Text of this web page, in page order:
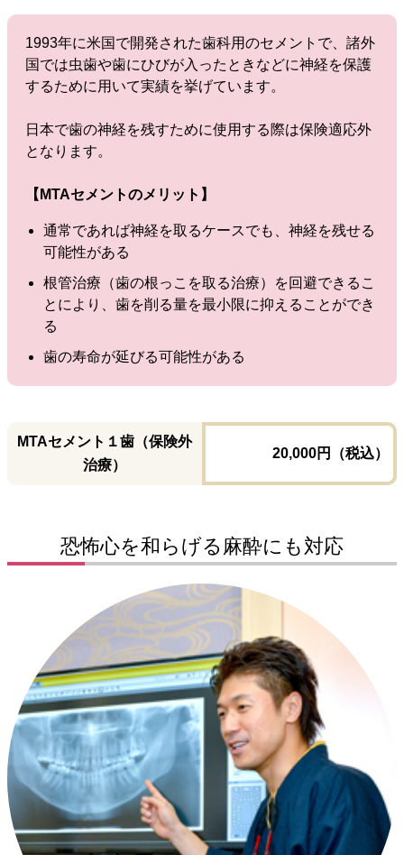
1993年に米国で開発された歯科用のセメントで、諸外
国では虫歯や歯にひびが入ったときなどに神経を保護
するために用いて実績を挙げています。
日本で歯の神経を残すために使用する際は保険適応外
となります。
【MTAセメントのメリット】
通常であれば神経を取るケースでも、神経を残せる
可能性がある
根管治療（歯の根っこを取る治療）を回避できるこ
とにより、歯を削る量を最小限に抑えることができ
る
歯の寿命が延びる可能性がある
MTAセメント１歯（保険外
治療）
20,000円（税込）
恐怖心を和らげる麻酔にも対応